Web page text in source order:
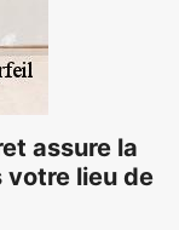
assure la
votre lieu de